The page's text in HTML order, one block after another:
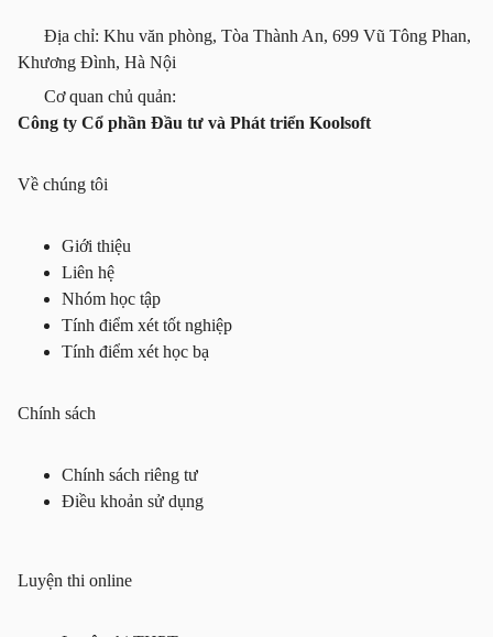
Địa chỉ: Khu văn phòng, Tòa Thành An, 699 Vũ Tông Phan,
Khương Đình, Hà Nội
Cơ quan chủ quản:
Công ty Cổ phần Đầu tư và Phát triển Koolsoft
Về chúng tôi
Giới thiệu
Liên hệ
Nhóm học tập
Tính điểm xét tốt nghiệp
Tính điểm xét học bạ
Chính sách
Chính sách riêng tư
Điều khoản sử dụng
Luyện thi online